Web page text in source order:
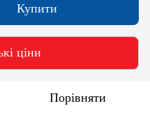
Купити
ціни
Порівняти